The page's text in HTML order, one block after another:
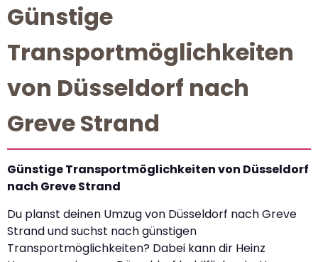
Günstige
Transportmöglichkeiten
von Düsseldorf nach
Greve Strand
Günstige Transportmöglichkeiten von Düsseldorf
nach Greve Strand
Du planst deinen Umzug von Düsseldorf nach Greve
Strand und suchst nach günstigen
Transportmöglichkeiten? Dabei kann dir Heinz